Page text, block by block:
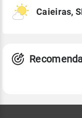
Caieiras,